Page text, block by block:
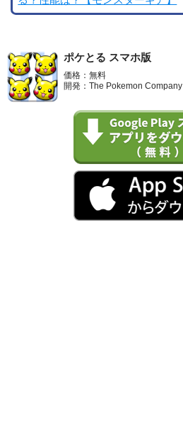
ポケとる スマホ版
価格：無料
開発：The Pokemon Company